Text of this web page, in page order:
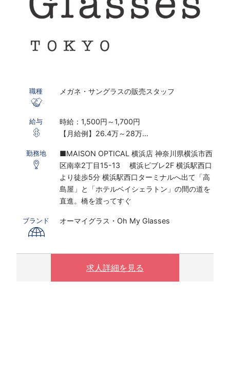
職種 メガネ・サングラスの販売スタッフ
給与
時給：1,500円～1,700円
【月給例】26.4万～28万
※研修期間あり
※時給は能力経験により変動する可能性がござ
います
〇下記の場合は、割増した時給をお支払いしま
※ 実働8時間以上は1.25倍
勤務地
■MAISON OPTICAL 横浜店 神奈川県横浜市西
区南幸2丁目15-13 横浜ビブレ2F 横浜駅西口
より徒歩5分 横浜駅西口ターミナルへ出て「高
島屋」と「ホテルベイシェラトン」の間の道を
直進。橋を渡ってすぐ
ブランド オーマイグラス・Oh My Glasses
求人詳細を見る